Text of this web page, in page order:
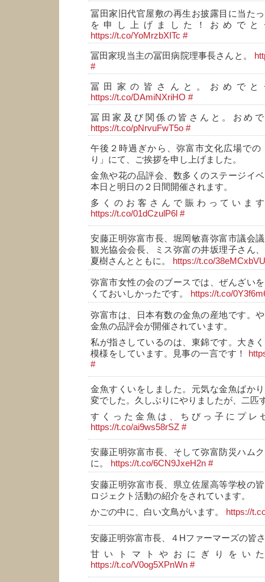
冨田家旧代官屋敷の再生お披露目に当た
を申し上げました！おめでと
https://t.co/YoMrzbXITc #
冨田家現当主の冨田病院理事長さんと。
#
冨田家の皆さんと。おめでと
https://t.co/DAmiNXriHO #
冨田家及び関係の皆さんと。おめ
https://t.co/pNrvuFwT5o #
午後２時過ぎから、弥富市文化広場での
り」にて、ご挨拶を申し上げました。
金魚や花の品評会、数多くのステージイ
本日と明日の２日間開催されます。
多くのお客さんで賑わっていま
https://t.co/01dCzulP6l #
安藤正明弥富市長、堀岡敏喜弥富市議会
観光協会会長、ミス弥富の井坂理子さん
夏樹さんとともに。
https://t.co/
弥富市女性の会のブースでは、ぜんざい
くておいしかったです。
https://t.co/
弥富市は、日本有数の金魚の産地です。
金魚の品評会が開催されています。
私が指さしているのは、東錦です。大き
模様をしています。見事の一言です！
#
金魚すくいをしました。元気な金魚ばか
変でした。久しぶりにやりましたが、二匹
すくった金魚は、ちびっ子にプレ
https://t.co/ai9ws58rSZ #
安藤正明弥富市長、そして弥富防災ハム
に。
https://t.co/6CN9JxeH2n #
安藤正明弥富市長、県立佐屋高等学校の
ロジェクト活動の紹介をされています。
かごの中に、白い文鳥がいます。
https://
安藤正明弥富市長、４Hファーマーズの皆
甘いトマトやおにぎりをい
https://t.co/V0og5XPnWn #